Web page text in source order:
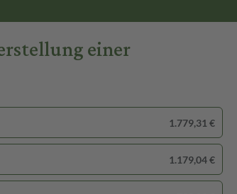
einer
1.779,31 €
1.179,04 €